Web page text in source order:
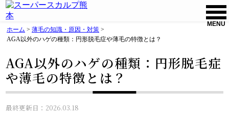
MENU
ホーム >薄毛の知識・原因・対策 >
AGA以外のハゲの種類：円形脱毛症や薄毛の特徴とは？
AGA以外のハゲの種類：円形脱毛症
や薄毛の特徴とは？
最終更新日：2026.03.18